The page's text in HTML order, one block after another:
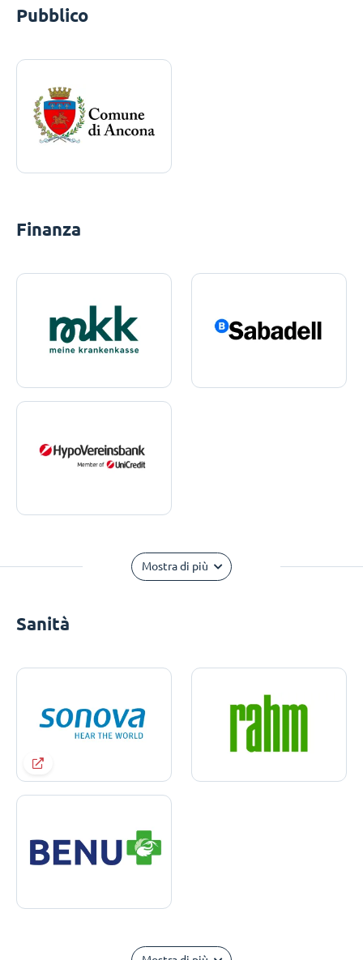
Pubblico
Finanza
Mostra di più
Sanità